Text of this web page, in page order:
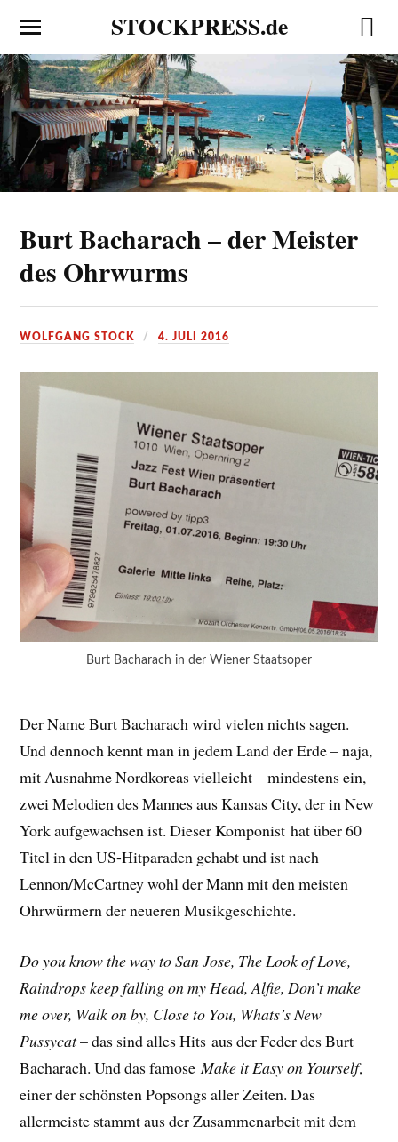
STOCKPRESS.de
Burt Bacharach – der Meister
des Ohrwurms
WOLFGANG STOCK 4. JULI 2016
Burt Bacharach in der Wiener Staatsoper
Der Name Burt Bacharach wird vielen nichts sagen.
Und dennoch kennt man in jedem Land der Erde – naja,
mit Ausnahme Nordkoreas vielleicht – mindestens ein,
zwei Melodien des Mannes aus Kansas City, der in New
York aufgewachsen ist. Dieser Komponist hat über 60
Titel in den US-Hitparaden gehabt und ist nach
Lennon/McCartney wohl der Mann mit den meisten
Ohrwürmern der neueren Musikgeschichte.
Do you know the way to San Jose, The Look of Love,
Raindrops keep falling on my Head, Alfie, Don’t make
me over, Walk on by, Close to You, Whats’s New
Pussycat– das sind alles Hits aus der Feder des Burt
Bacharach. Und das famoseMake it Easy on Yourself,
einer der schönsten Popsongs aller Zeiten. Das
allermeiste stammt aus der Zusammenarbeit mit dem